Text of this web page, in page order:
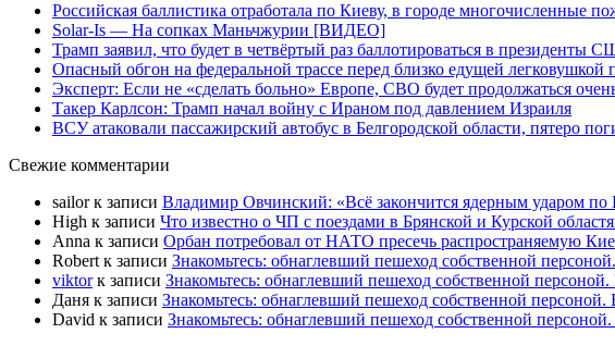
Российская баллистика отработала по Киеву, в городе многочисленные
Solar-Is — На сопках Маньчжурии [ВИДЕО]
Трамп заявил, что будет в четвёртый раз баллотироваться в президенты
Опасный обгон на федеральной трассе перед близко едущей
Эксперт: Если не «сделать больно» Европе, СВО будет продолжаться
Такер Карлсон: Трамп начал войну с Ираном под давлением Израиля
ВСУ атаковали пассажирский автобус в Белгородской области, пятеро
Свежие комментарии
sailorк записи Владимир Овчинский: «Всё закончится ядерным ударом по
High к записи Что известно о ЧП с поездами в Брянской и Курской
Anna к записи Орбан потребовал от НАТО пресечь распространяемую
Robert к записи Знакомьтесь: обнаглевший пешеход собственной
viktorк записи Знакомьтесь: обнаглевший пешеход собственной
Даня к записи Знакомьтесь: обнаглевший пешеход собственной
David к записи Знакомьтесь: обнаглевший пешеход собственной